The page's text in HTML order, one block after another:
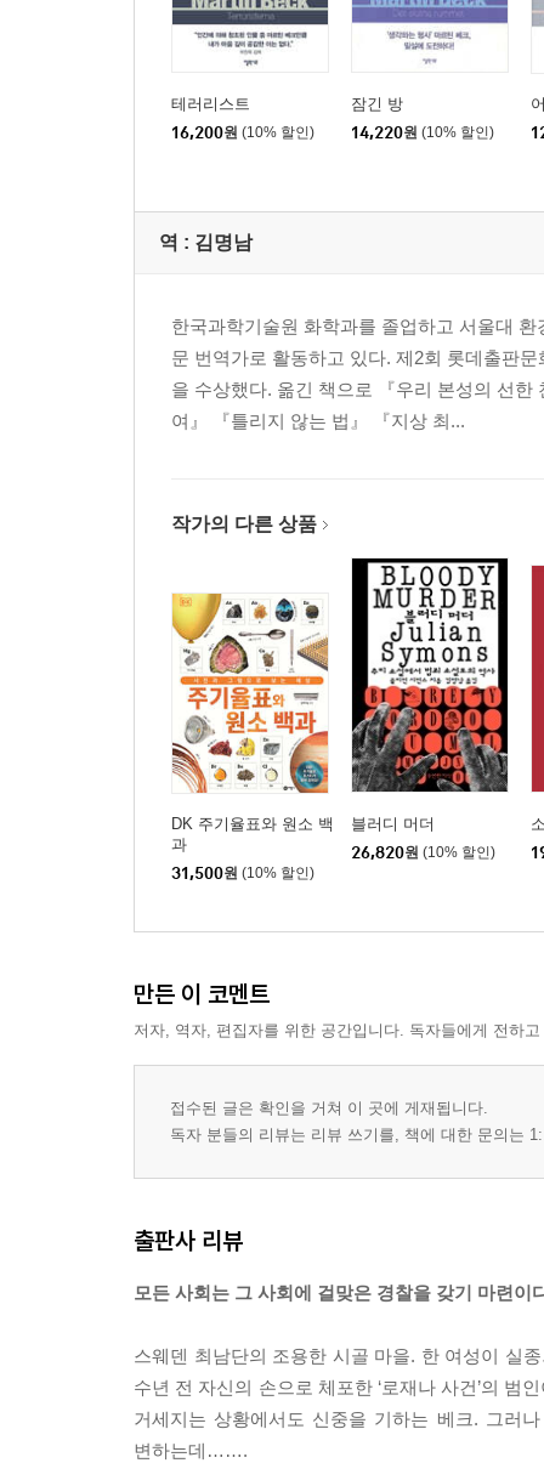
테러리스트
16,200원 (10% 할인)
잠긴 방
14,220원 (10% 할인)
역 : 김명남
한국과학기술원 화학과를 졸업하고 서울대
문 번역가로 활동하고 있다. 제2회 롯데출판
을 수상했다. 옮긴 책으로 『우리 본성의 선
여』 『틀리지 않는 법』 『지상 최...
작가의 다른 상품
DK 주기율표와 원소 백
과
31,500원 (10% 할인)
블러디 머더
26,820원 (10% 할인)
만든 이 코멘트
저자, 역자, 편집자를 위한 공간입니다. 독자들에게 전하
접수된 글은 확인을 거쳐 이 곳에 게재됩니다.
독자 분들의 리뷰는 리뷰 쓰기를, 책에 대한 문의는
출판사 리뷰
모든 사회는 그 사회에 걸맞은 경찰을 갖기 마련이
스웨덴 최남단의 조용한 시골 마을. 한 여성이 실
수년 전 자신의 손으로 체포한 ‘로재나 사건’의 범
거세지는 상황에서도 신중을 기하는 베크. 그러
변하는데…….